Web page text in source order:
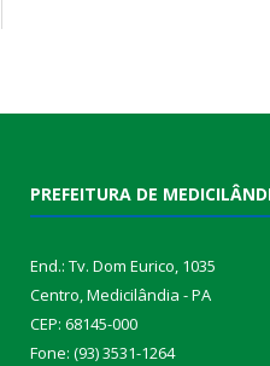
PREFEITURA DE
End.: Tv. Dom Eurico, 1035
Centro, Medicilândia - PA
CEP: 68145-000
Fone: (93) 3531-1264